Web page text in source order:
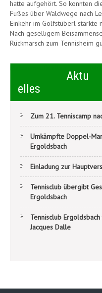
hatte aufgehört. So konnten
Fußes über Waldwege nach
Einkehr im Golfstüberl stärkte
Nach geselligem
Rückmarsch zum Tennisheim
Maibaumaufstellen
Aktu
elles
Zum 21. Tenniscamp
Umkämpfte Doppel-
Ergoldsbach
Einladung zur
Tennisclub übergibt
Ergoldsbach
Tennisclub
Jacques Dalle